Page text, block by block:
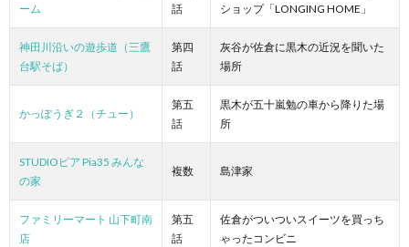
ーム
話
ショップ「LONGING HOME」
神田川沿いの遊歩道（三鷹
台駅そば）
第四
話
灰谷が佐倉に黒木の近況を聞いた
場所
かっぽうぎ２（チュー）
第五
話
黒木が五十嵐勉の車から降りた場
所
STUDIOピア Pia35 みんな
の家
複数 島津家
ファミリーマート 山下町南
店
第五
話
佐倉がついついスイーツを買っち
ゃったコンビニ